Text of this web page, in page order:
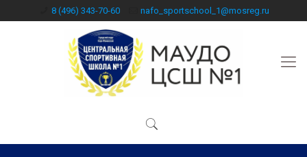
8 (496) 343-70-60 nafo_sportschool_1@mosreg.ru